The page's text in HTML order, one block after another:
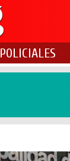
POLICIALES